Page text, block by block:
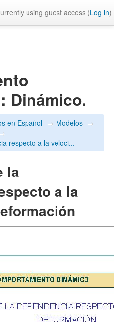
using guest access (Log in)
Dinámico.
en Español → Modelos →
→
respecto a la veloci...
la
a la